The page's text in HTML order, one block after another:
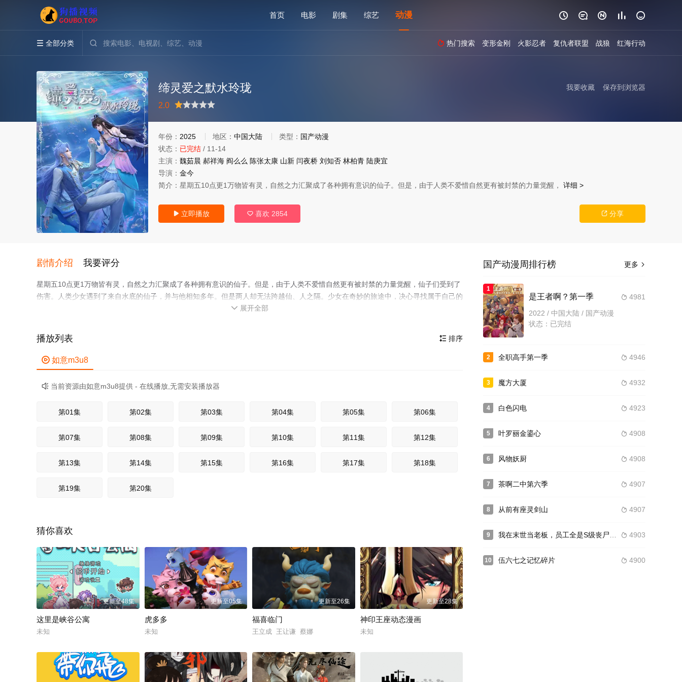
首页 电影 剧集 综艺 动漫     
 全部分类   热门搜索 变形金刚 火影忍者 复仇者联盟 战狼 红海行动
保存到浏览器
我要收藏
缔灵爱之默水玲珑
2.0
很差较差还行 推荐力荐
年份： 2025 地区： 中国大陆 类型： 国产动漫
状态： 已完结 / 11-14
主演： 魏茹晨 郝祥海 阎么么 陈张太康 山新 闫夜桥 刘知否 林柏青 陆庚宜
导演： 金今
简介： 星期五10点更1万物皆有灵，自然之力汇聚成了各种拥有意识的仙子。但是，由于人类不爱惜自然更有被封禁的力量觉醒， 详细 >
 立即播放  喜欢 2854  分享
剧情介绍 我要评分
星期五10点更1万物皆有灵，自然之力汇聚成了各种拥有意识的仙子。但是，由于人类不爱惜自然更有被封禁的力量觉醒，仙子们受到了
伤害。人类少女遇到了来自水底的仙子，并与他相知多年。但是两人却无法跨越仙、人之隔。少女在奇妙的旅途中，决心寻找属于自己的
力量。她相信人类也是自然的一环，定有人与自然和谐共存之法。她能否守护自然？
 展开全部
 排序
播放列表
 如意m3u8
 当前资源由如意m3u8提供 - 在线播放,无需安装播放器
第01集 第02集 第03集 第04集 第05集 第06集
第07集 第08集 第09集 第10集 第11集 第12集
第13集 第14集 第15集 第16集 第17集 第18集
第19集 第20集
猜你喜欢
更新至48集
这里是峡谷公寓
未知
更新至05集
虎多多
未知
更新至26集
福喜临门
王立成 王让谦 蔡娜
更新至28集
神印王座动态漫画
未知
更多 
国产动漫周排行榜
1
 4981
是王者啊？第一季
2022 / 中国大陆 / 国产动漫
状态：已完结
2  4946
全职高手第一季
3  4932
魔方大厦
4  4923
白色闪电
5  4908
叶罗丽金鎏心
6  4908
风物妖厨
7  4907
茶啊二中第六季
8  4907
从前有座灵剑山
9  4903
我在末世当老板，员工全是S级丧尸动态漫
10  4900
伍六七之记忆碎片